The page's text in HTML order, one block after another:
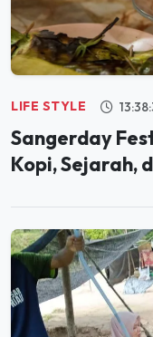
LIFE STYLE
Sangerday
Kopi, Sejarah,